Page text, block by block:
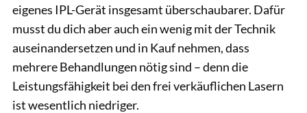
eigenes IPL-Gerät insgesamt überschaubarer. Dafür
musst du dich aber auch ein wenig mit der Technik
auseinandersetzen und in Kauf nehmen, dass
mehrere Behandlungen nötig sind – denn die
Leistungsfähigkeit bei den frei verkäuflichen Lasern
ist wesentlich niedriger.